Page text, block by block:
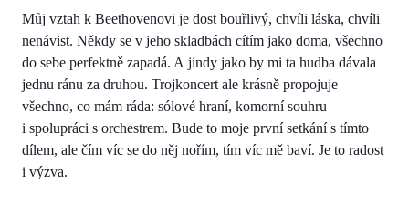
Můj vztah k Beethovenovi je dost bouřlivý, chvíli láska, chvíli
nenávist. Někdy se v jeho skladbách cítím jako doma, všechno
do sebe perfektně zapadá. A jindy jako by mi ta hudba dávala
jednu ránu za druhou. Trojkoncert ale krásně propojuje
všechno, co mám ráda: sólové hraní, komorní souhru
i spolupráci s orchestrem. Bude to moje první setkání s tímto
dílem, ale čím víc se do něj nořím, tím víc mě baví. Je to radost
i výzva.